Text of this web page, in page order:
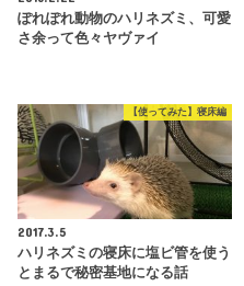
ぽれぽれ動物のハリネズミ、可愛
さ余って色々ヤヴァイ
【使ってみた】寝床編
2017.3.5
ハリネズミの寝床に塩ビ管を使う
とまるで秘密基地になる話